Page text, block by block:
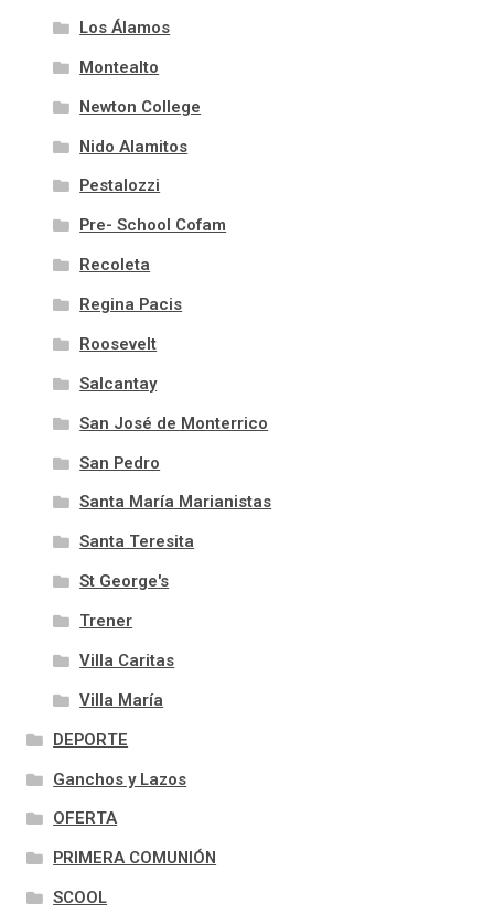
Los Álamos
Montealto
Newton College
Nido Alamitos
Pestalozzi
Pre- School Cofam
Recoleta
Regina Pacis
Roosevelt
Salcantay
San José de Monterrico
San Pedro
Santa María Marianistas
Santa Teresita
St George's
Trener
Villa Caritas
Villa María
DEPORTE
Ganchos y Lazos
OFERTA
PRIMERA COMUNIÓN
SCOOL